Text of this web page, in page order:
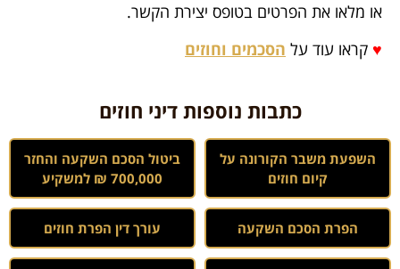
או מלאו את הפרטים בטופס יצירת הקשר.
♥ קראו עוד על הסכמים וחוזים
כתבות נוספות דיני חוזים
השפעת משבר הקורונה על
קיום חוזים
ביטול הסכם השקעה והחזר
700,000 ₪ למשקיע
הפרת הסכם השקעה עורך דין הפרת חוזים